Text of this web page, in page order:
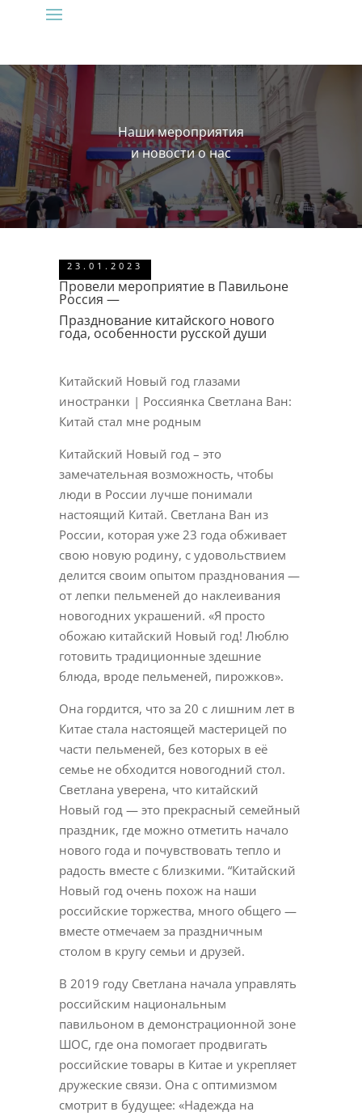
Наши мероприятия
и новости о нас
23.01.2023
Провели мероприятие в Павильоне
Россия —
Празднование китайского нового
года, особенности русской души
Китайский Новый год глазами
иностранки | Россиянка Светлана Ван:
Китай стал мне родным
Китайский Новый год – это
замечательная возможность, чтобы
люди в России лучше понимали
настоящий Китай. Светлана Ван из
России, которая уже 23 года обживает
свою новую родину, с удовольствием
делится своим опытом празднования —
от лепки пельменей до наклеивания
новогодних украшений. «Я просто
обожаю китайский Новый год! Люблю
готовить традиционные здешние
блюда, вроде пельменей, пирожков».
Она гордится, что за 20 с лишним лет в
Китае стала настоящей мастерицей по
части пельменей, без которых в её
семье не обходится новогодний стол.
Светлана уверена, что китайский
Новый год — это прекрасный семейный
праздник, где можно отметить начало
нового года и почувствовать тепло и
радость вместе с близкими. “Китайский
Новый год очень похож на наши
российские торжества, много общего —
вместе отмечаем за праздничным
столом в кругу семьи и друзей.
В 2019 году Светлана начала управлять
российским национальным
павильоном в демонстрационной зоне
ШОС, где она помогает продвигать
российские товары в Китае и укрепляет
дружеские связи. Она с оптимизмом
смотрит в будущее: «Надежда на